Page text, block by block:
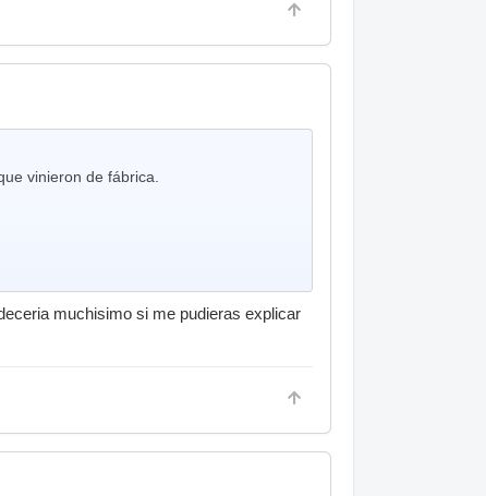
vinieron de fábrica.
muchisimo si me pudieras explicar